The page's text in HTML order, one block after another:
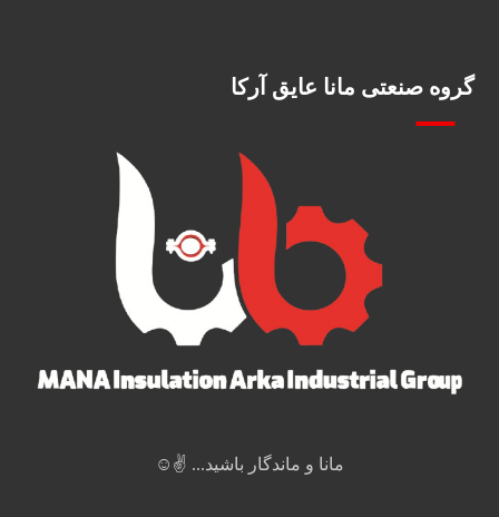
گروه صنعتی مانا عایق آرکا
مانا و ماندگار باشید... ✌️☺️